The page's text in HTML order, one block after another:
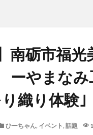
南砺市福
やまなみ
織り体験｣
ひーちゃん, イベント, 話題